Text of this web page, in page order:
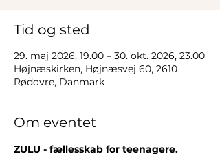
Tid og sted
29. maj 2026, 19.00 – 30. okt. 2026, 23.00
Højnæskirken, Højnæsvej 60, 2610
Rødovre, Danmark
Om eventet
ZULU - fællesskab for teenagere.